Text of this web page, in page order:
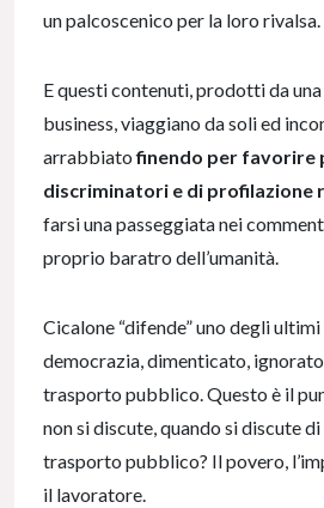
un palcoscenico per la loro rivalsa.
E questi contenuti, prodotti da
business, viaggiano da soli ed
arrabbiatofinendo per favorire
discriminatori e di profilazione
farsi una passeggiata nei
proprio baratro dell’umanità.
Cicalone “difende” uno degli
democrazia, dimenticato,
trasporto pubblico. Questo è il
non si discute, quando si discute
trasporto pubblico? Il povero,
il lavoratore.